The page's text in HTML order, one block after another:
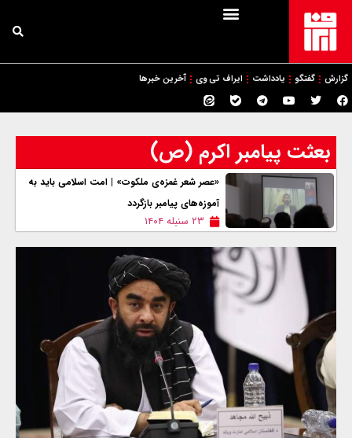
گزارش گفتگو یادداشت ایراف تی وی آخرین خبرها
بعثت پیامبر اکرم (ص)
«عصر شعر غمزه‌ی ملکوت» | امت اسلامی باید به
آموزه‌های پيامبر بازگردد
۲۳ سنبله ۱۴۰۴